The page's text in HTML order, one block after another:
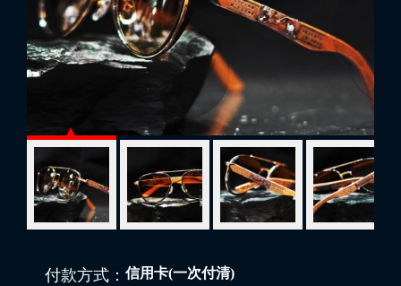
付款方式： 信用卡(一次付清)